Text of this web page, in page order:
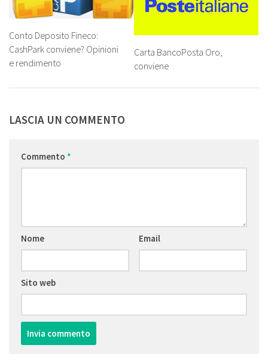
Conto Deposito Fineco:
CashPark conviene? Opinioni
e rendimento
Carta BancoPosta Oro,
conviene
LASCIA UN COMMENTO
Commento *
Nome Email
Sito web